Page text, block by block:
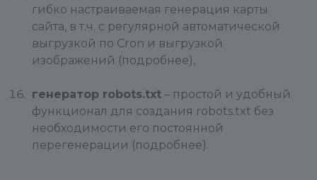
гибко настраиваемая генерация карты
сайта, в т.ч. с регулярной автоматической
выгрузкой по Cron и выгрузкой
изображений (подробнее),
генератор robots.txt – простой и удобный
функционал для создания robots.txt без
необходимости его постоянной
перегенерации (подробнее).